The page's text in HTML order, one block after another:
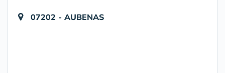
07202 - AUBENAS